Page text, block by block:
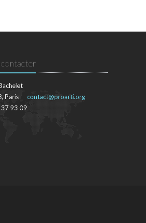
Paris
93 09
contact@proarti.org